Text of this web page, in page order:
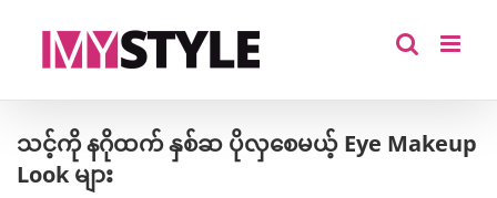
သင့်ကို နဂိုထက် နှစ်ဆ ပိုလှစေမယ့် Eye Makeup
Look များ